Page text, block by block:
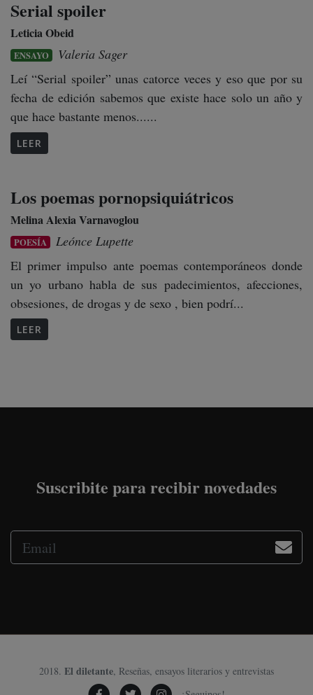
Serial spoiler
Leticia Obeid
ENSAYO
Valeria Sager
Leí “Serial spoiler” unas catorce veces y eso que por su
fecha de edición sabemos que existe hace solo un año y
que hace bastante menos......
LEER
Los poemas pornopsiquiátricos
Melina Alexia Varnavoglou
POESÍA
Leónce Lupette
El primer impulso ante poemas contemporáneos donde
un yo urbano habla de sus padecimientos, afecciones,
obsesiones, de drogas y de sexo , bien podrí...
LEER
Suscribite para recibir novedades
2018. El diletante, Reseñas, ensayos literarios y entrevistas